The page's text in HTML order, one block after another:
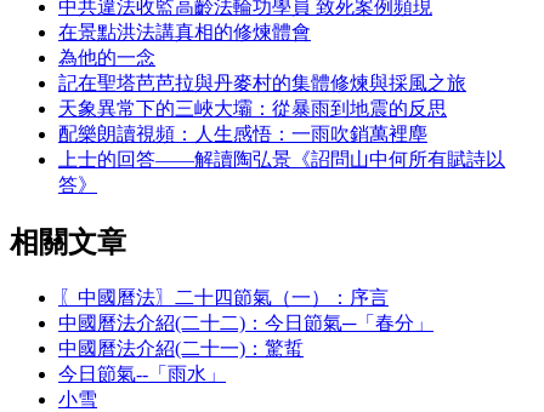
中共違法收監高齡法輪功學員 致死案例頻現
在景點洪法講真相的修煉體會
為他的一念
記在聖塔芭芭拉與丹麥村的集體修煉與採風之旅
天象異常下的三峽大壩：從暴雨到地震的反思
配樂朗讀視頻：人生感悟：一雨吹銷萬裡塵
上士的回答——解讀陶弘景《詔問山中何所有賦詩以
答》
相關文章
〖中國曆法〗二十四節氣（一）：序言
中國曆法介紹(二十二)：今日節氣─「春分」
中國曆法介紹(二十一)：驚蜇
今日節氣--「雨水」
小雪